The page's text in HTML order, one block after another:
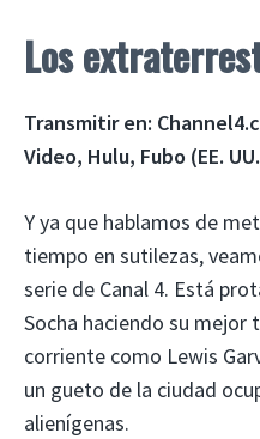
Los
Transmitir en:
Video, Hulu, Fubo (EE.
Y ya que hablamos de
tiempo en sutilezas,
serie de Canal 4. Está
Socha haciendo su mejor
corriente como Lewis
un gueto de la ciudad
alienígenas.